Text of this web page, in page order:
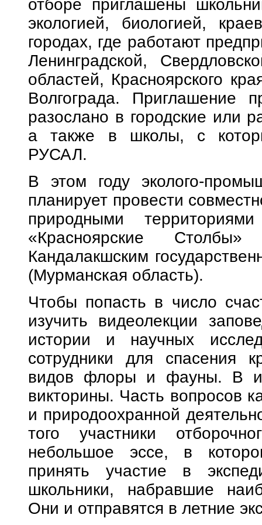
отборе приглашены
экологией, биологией,
городах, где работают
Ленинградской,
областей, Красноярского
Волгограда. Приглашение
разослано в городские или
а также в школы, с
РУСАЛ.
В этом году эколого-
планирует провести
природными
«Красноярские
Кандалакшским
(Мурманская область).
Чтобы попасть в число
изучить видеолекции
истории и научных
сотрудники для спасения
видов флоры и фауны. В
викторины. Часть вопросов
и природоохранной
того участники
небольшое эссе, в
принять участие в
школьники, набравшие
Они и отправятся в летние